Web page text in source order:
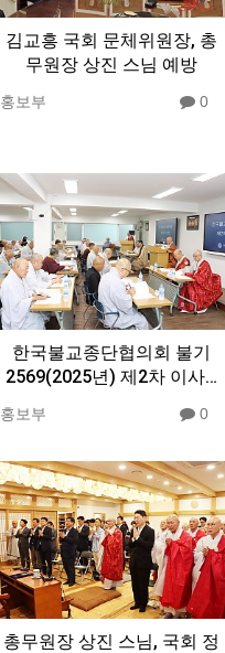
김교흥 국회 문체위원장, 총
무원장 상진 스님 예방
홍보부 0
한국불교종단협의회 불기
2569(2025년) 제2차 이사…
홍보부 0
총무원장 상진 스님, 국회 정